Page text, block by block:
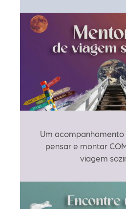
Um acompanhamento
pensar e montar
viagem